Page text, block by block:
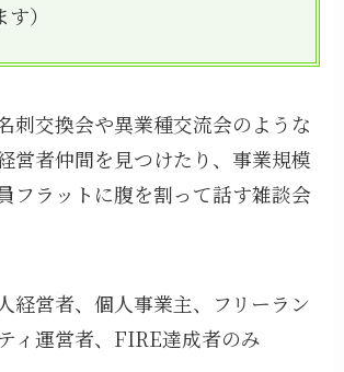
）
刺交換会や異業種交流会のような
営者仲間を見つけたり、事業規模
フラットに腹を割って話す雑談会
経営者、個人事業主、フリーラン
ィ運営者、FIRE達成者のみ